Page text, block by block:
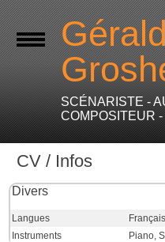
SCÉNARISTE -
COMPOSITEUR
CV / Infos
Divers
Langues
Instruments
Piano,